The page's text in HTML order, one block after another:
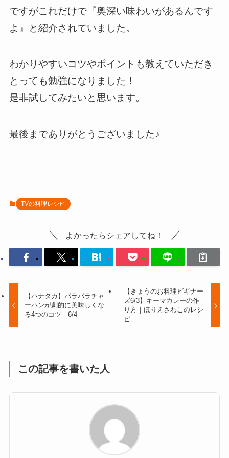
ですがこれだけで『奥深い味わいがあるんです
よ』と紹介されていました。
わかりやすいコツやポイントも教えていただき
とっても勉強になりました！
是非試してみたいと思います。
最後までありがとうございました♪
TVの料理レシピ
よかったらシェアしてね！
【ハナタカ】パラパラチャ
ーハンが劇的に美味しくな
る4つのコツ 6/4
【きょうのお料理ビギナー
ズ6/3】キーマカレーの作
り方｜ほりえさわこのレシ
ピ
この記事を書いた人